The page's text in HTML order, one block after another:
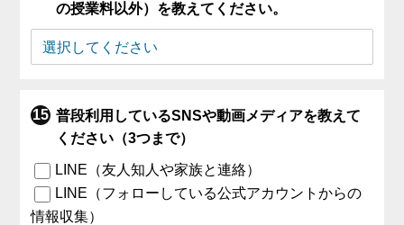
の授業料以外）を教えてください。
普段利用しているSNSや動画メディアを教えて
ください（3つまで）
LINE（友人知人や家族と連絡）
LINE（フォローしている公式アカウントからの
情報収集）